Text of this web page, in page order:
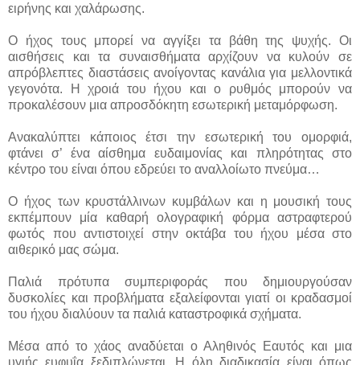
ειρήνης και χαλάρωσης.
Ο ήχος τους μπορεί να αγγίξει τα βάθη της ψυχής. Οι
αισθήσεις και τα συναισθήματα αρχίζουν να κυλούν σε
απρόβλεπτες διαστάσεις ανοίγοντας κανάλια για μελλοντικά
γεγονότα. Η χροιά του ήχου και ο ρυθμός μπορούν να
προκαλέσουν μια απροσδόκητη εσωτερική μεταμόρφωση.
Ανακαλύπτει κάποιος έτσι την εσωτερική του ομορφιά,
φτάνει σ’ ένα αίσθημα ευδαιμονίας και πληρότητας στο
κέντρο του είναι όπου εδρεύει το αναλλοίωτο πνεύμα…
Ο ήχος των κρυστάλλινων κυμβάλων και η μουσική τους
εκπέμπουν μία καθαρή ολογραφική φόρμα αστραφτερού
φωτός που αντιστοιχεί στην οκτάβα του ήχου μέσα στο
αιθερικό μας σώμα.
Παλιά πρότυπα συμπεριφοράς που δημιουργούσαν
δυσκολίες και προβλήματα εξαλείφονται γιατί οι κραδασμοί
του ήχου διαλύουν τα παλιά καταστροφικά σχήματα.
Μέσα από το χάος αναδύεται ο Αληθινός Εαυτός και μια
υγιής ευφυΐα ξεδιπλώνεται. Η όλη διαδικασία είναι όπως